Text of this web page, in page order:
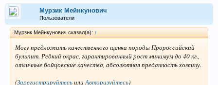
Мурзик Мейнкунович
Пользователи
Мурзик Мейнкунович сказал(а): ↑
Могу предложить качественного щенка породы Пророссийский
бульпит. Редкий окрас, гарантированный рост минимум до 40 кг.,
отличные бойцовские качества, абсолютная преданность хозяину.
(ЗарегистрируйтесьилиАвторизуйтесь)